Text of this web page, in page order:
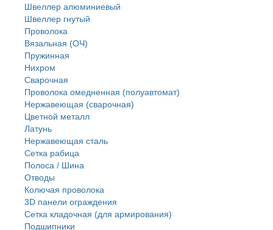
Швеллер алюминиевый
Швеллер гнутый
Проволока
Вязальная (ОЧ)
Пружинная
Нихром
Сварочная
Проволока омедненная (полуавтомат)
Нержавеющая (сварочная)
Цветной металл
Латунь
Нержaвеющая сталь
Сетка рабица
Полоса / Шина
Отводы
Колючая проволока
3D панели ограждения
Сетка кладочная (для армирования)
Подшипники